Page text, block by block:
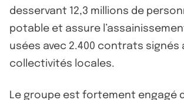
desservant 12,3 millions de
potable et assure
usées avec 2.400 contrats signés
collectivités locales.
Le groupe est fortement engagé